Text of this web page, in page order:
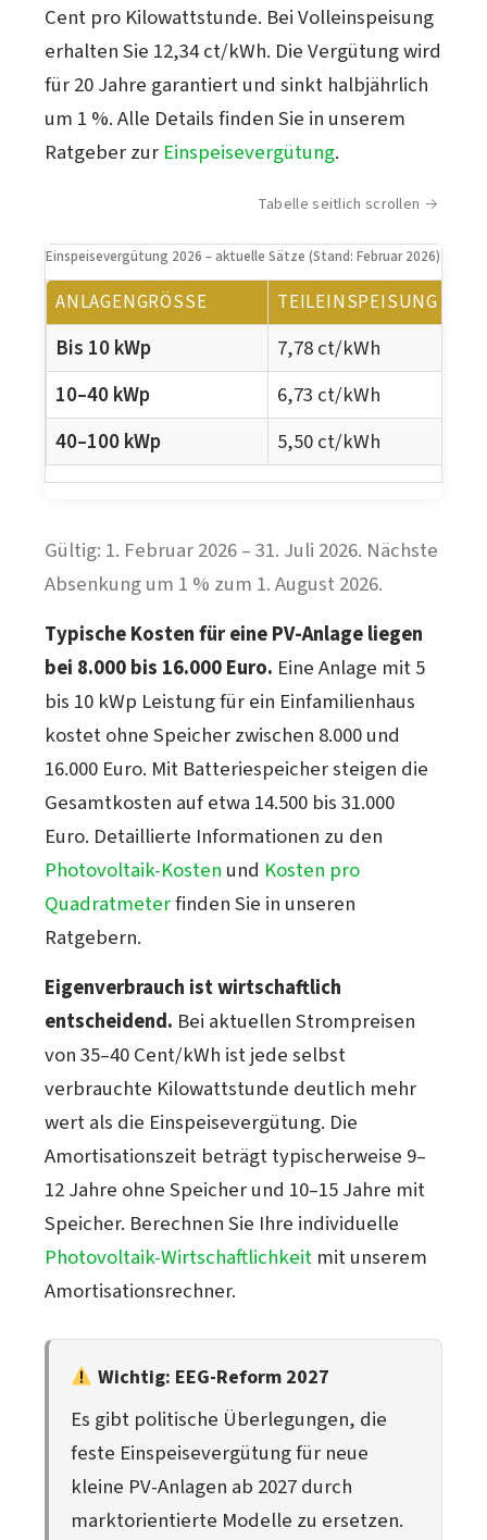
Cent pro Kilowattstunde. Bei Volleinspeisung
erhalten Sie 12,34 ct/kWh. Die Vergütung wird
für 20 Jahre garantiert und sinkt halbjährlich
um 1 %. Alle Details finden Sie in unserem
Ratgeber zur Einspeisevergütung.
Tabelle seitlich scrollen
Einspeisevergütung 2026 – aktuelle Sätze (Stand: Februar 2026)
ANLAGENGRÖSSE TEILEINSPEISUNG
Bis 10 kWp
7,78 ct/kWh
10–40 kWp
6,73 ct/kWh
40–100 kWp
5,50 ct/kWh
Gültig: 1. Februar 2026 – 31. Juli 2026. Nächste
Absenkung um 1 % zum 1. August 2026.
Typische Kosten für eine PV-Anlage liegen
bei 8.000 bis 16.000 Euro. Eine Anlage mit 5
bis 10 kWp Leistung für ein Einfamilienhaus
kostet ohne Speicher zwischen 8.000 und
16.000 Euro. Mit Batteriespeicher steigen die
Gesamtkosten auf etwa 14.500 bis 31.000
Euro. Detaillierte Informationen zu den
Photovoltaik-Kosten und Kosten pro
Quadratmeterfinden Sie in unseren
Ratgebern.
Eigenverbrauch ist wirtschaftlich
entscheidend. Bei aktuellen Strompreisen
von 35–40 Cent/kWh ist jede selbst
verbrauchte Kilowattstunde deutlich mehr
wert als die Einspeisevergütung. Die
Amortisationszeit beträgt typischerweise 9–
12 Jahre ohne Speicher und 10–15 Jahre mit
Speicher. Berechnen Sie Ihre individuelle
Photovoltaik-Wirtschaftlichkeit mit unserem
Amortisationsrechner.
Wichtig: EEG-Reform 2027
Es gibt politische Überlegungen, die
feste Einspeisevergütung für neue
kleine PV-Anlagen ab 2027 durch
marktorientierte Modelle zu ersetzen.